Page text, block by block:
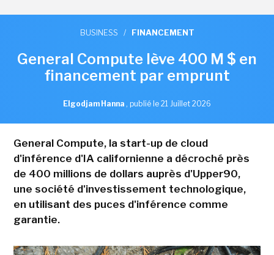
BUSINESS / FINANCEMENT
General Compute lève 400 M $ en
financement par emprunt
Elgodjam Hanna , publié le 21 Juillet 2026
General Compute, la start-up de cloud
d'inférence d'IA californienne a décroché près
de 400 millions de dollars auprès d'Upper90,
une société d'investissement technologique,
en utilisant des puces d'inférence comme
garantie.